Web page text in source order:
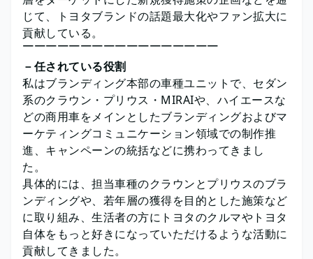
じて、トヨタブランドの話題最大化やファン拡大に
貢献している。
￣￣￣￣￣￣￣￣￣￣￣￣￣￣￣￣￣
－任されている役割
私はブランディング本部の車種ユニットで、セダン
系のクラウン・プリウス・MIRAIや、ハイエースな
どの商用車をメインとしたブランディングおよびマ
ーケティングコミュニケーション領域での制作推
進、キャンペーンの統括などに携わってきまし
た。
具体的には、担当車種のクラウンとプリウスのブラ
ンディングや、若年層の獲得を目的とした施策など
に取り組み、生活者の方にトヨタのクルマやトヨタ
自体をもっと好きになっていただけるような活動に
貢献してきました。